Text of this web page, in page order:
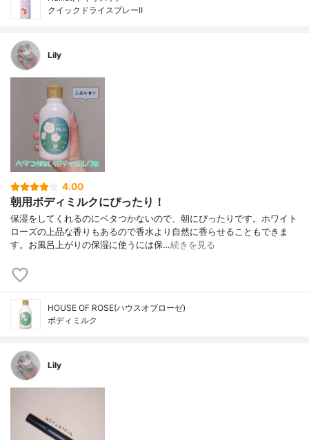
クイックドライスプレーⅡ
Lily
4.00
朝用ボディミルクにぴったり！
保湿をしてくれるのにベタつかないので、朝にぴったりです。ホワイト
ローズの上品な香りもあるので香水より自然に香らせることもできま
す。お風呂上がりの保湿に使うには保…続きを見る
HOUSE OF ROSE(ハウスオブローゼ)
ボディミルク
Lily